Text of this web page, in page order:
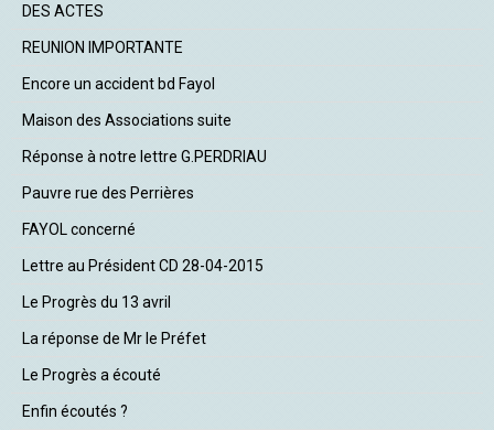
DES ACTES
REUNION IMPORTANTE
Encore un accident bd Fayol
Maison des Associations suite
Réponse à notre lettre G.PERDRIAU
Pauvre rue des Perrières
FAYOL concerné
Lettre au Président CD 28-04-2015
Le Progrès du 13 avril
La réponse de Mr le Préfet
Le Progrès a écouté
Enfin écoutés ?